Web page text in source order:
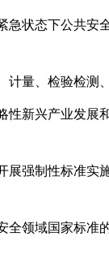
状态下公共
量、检验检测
新兴产业发
强制性标准
领域国家标